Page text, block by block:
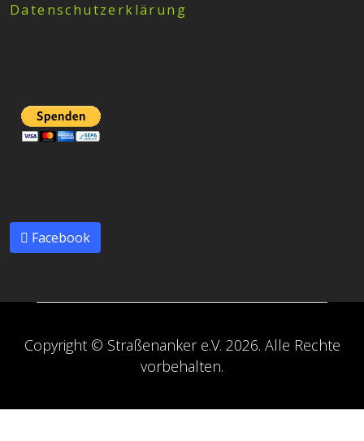
Datenschutzerklärung
Facebook
Copyright © Straßenanker e.V. 2026. Alle Rechte
vorbehalten.